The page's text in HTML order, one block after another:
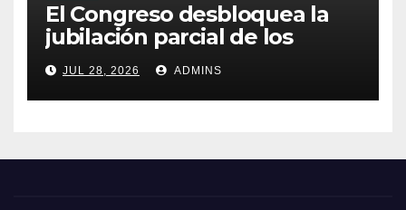
El Congreso desbloquea la
jubilación parcial de los
trabajadores laborales del
sector público
JUL 28, 2026 ADMINS